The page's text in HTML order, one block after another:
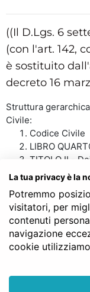
((Il D.Lgs. 6
(con l'art. 142,
è sostituito
decreto 16
Struttura
Civile:
Codice Civile
LIBRO
TITOLO II -
Capo XIVbis
Art. 1469-
SERVE
La tua privacy è la
Potremmo
visitatori, per
contenuti
navigazione
cookie